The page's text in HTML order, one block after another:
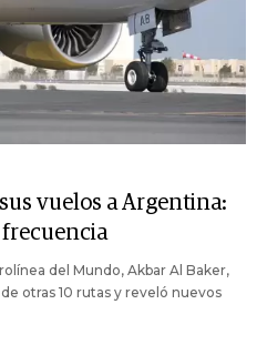
vuelos a Argentina:
frecuencia
del Mundo, Akbar Al Baker,
otras 10 rutas y reveló nuevos